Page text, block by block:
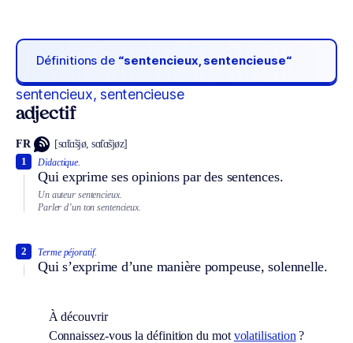
Définitions de “sentencieux, sentencieuse“
sentencieux, sentencieuse
adjectif
FR [sɑ̃tɑ̃sjø, sɑ̃tɑ̃sjøz]
Didactique.
Qui exprime ses opinions par des sentences.
1
Un auteur sentencieux.
Parler d’un ton sentencieux.
Terme péjoratif.
Qui s’exprime d’une manière pompeuse, solennelle.
2
À découvrir
Connaissez-vous la définition du mot volatilisation ?